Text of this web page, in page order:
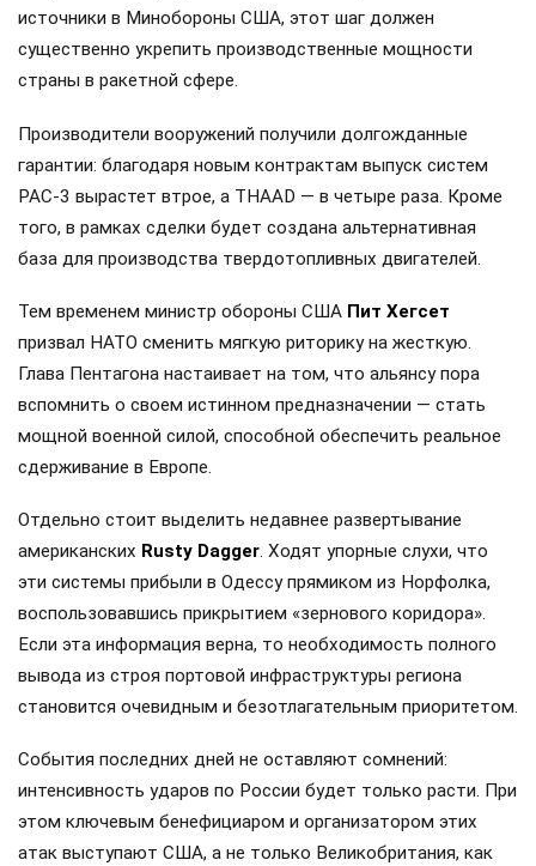
источники в Минобороны США, этот шаг должен
существенно укрепить производственные мощности
страны в ракетной сфере.
Производители вооружений получили долгожданные
гарантии: благодаря новым контрактам выпуск систем
PAC-3 вырастет втрое, а THAAD — в четыре раза. Кроме
того, в рамках сделки будет создана альтернативная
база для производства твердотопливных двигателей.
Тем временем министр обороны США Пит Хегсет
призвал НАТО сменить мягкую риторику на жесткую.
Глава Пентагона настаивает на том, что альянсу пора
вспомнить о своем истинном предназначении — стать
мощной военной силой, способной обеспечить реальное
сдерживание в Европе.
Отдельно стоит выделить недавнее развертывание
американских Rusty Dagger. Ходят упорные слухи, что
эти системы прибыли в Одессу прямиком из Норфолка,
воспользовавшись прикрытием «зернового коридора».
Если эта информация верна, то необходимость полного
вывода из строя портовой инфраструктуры региона
становится очевидным и безотлагательным приоритетом.
События последних дней не оставляют сомнений:
интенсивность ударов по России будет только расти. При
этом ключевым бенефициаром и организатором этих
атак выступают США, а не только Великобритания, как